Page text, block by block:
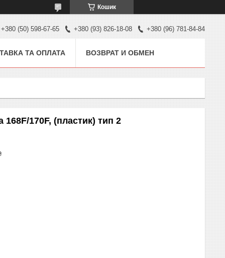
Кошик
+380 (50) 598-67-65 +380 (93) 826-18-08 +380 (96) 781-84-84
ТА ОПЛАТА ВОЗВРАТ И ОБМЕН
168F/170F, (пластик) тип 2